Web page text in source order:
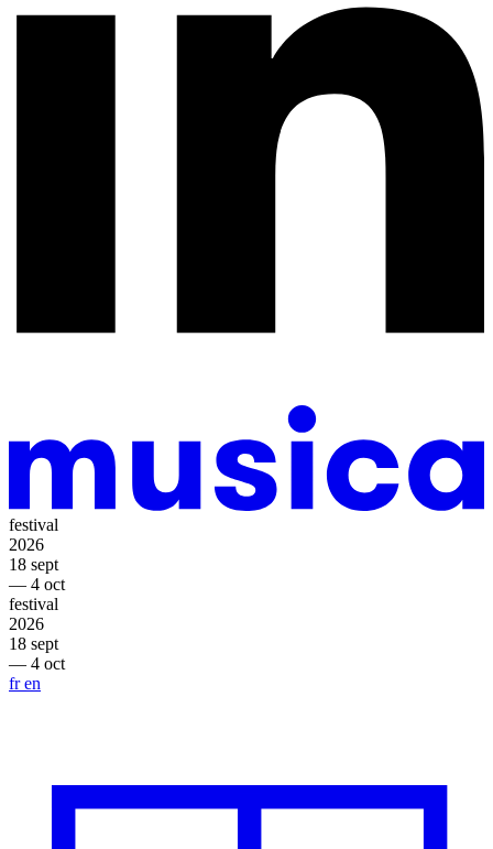
festival
2026
18 sept
— 4 oct
festival
2026
18 sept
— 4 oct
fren